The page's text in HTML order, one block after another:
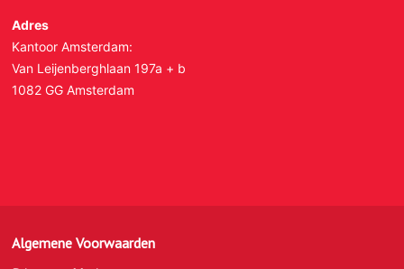
Adres
Kantoor Amsterdam:
Van Leijenberghlaan 197a + b
1082 GG Amsterdam
Algemene Voorwaarden